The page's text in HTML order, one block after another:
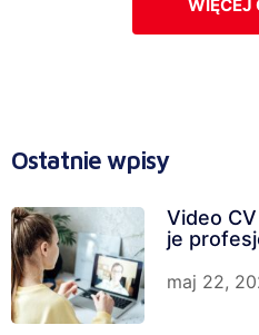
WIĘCEJ
Ostatnie wpisy
Video
je
maj 22,